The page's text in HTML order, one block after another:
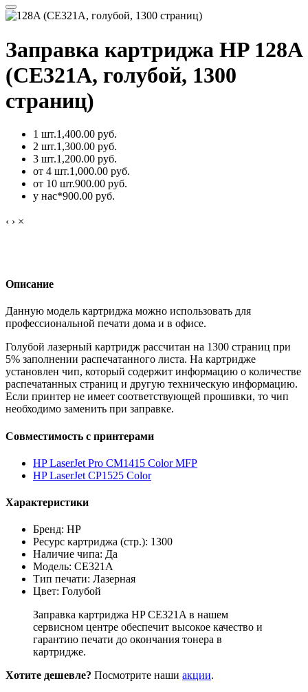
Заправка картриджа HP 128A
(CE321A, голубой, 1300
страниц)
1 шт.1,400.00 руб.
2 шт.1,300.00 руб.
3 шт.1,200.00 руб.
от 4 шт.1,000.00 руб.
от 10 шт.900.00 руб.
у нас*900.00 руб.
‹ › ×
Описание
Данную модель картриджа можно использовать для
профессиональной печати дома и в офисе.
Голубой лазерный картридж рассчитан на 1300 страниц при
5% заполнении распечатанного листа. На картридже
установлен чип, который содержит информацию о количестве
распечатанных страниц и другую техническую информацию.
Если принтер не имеет соответствующей прошивки, то чип
необходимо заменить при заправке.
Совместимость с принтерами
HP LaserJet Pro CM1415 Color MFP
HP LaserJet CP1525 Color
Характеристики
Бренд: HP
Ресурс картриджа (стр.): 1300
Наличие чипа: Да
Модель: CE321A
Тип печати: Лазерная
Цвет: Голубой
Заправка картриджа HP CE321A в нашем
сервисном центре обеспечит высокое качество и
гарантию печати до окончания тонера в
картридже.
Хотите дешевле? Посмотрите наши акции.